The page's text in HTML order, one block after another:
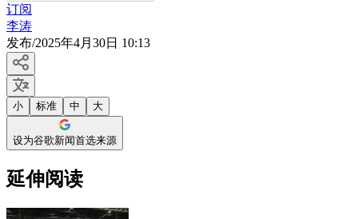
订阅
李涛
发布/2025年4月30日 10:13
小 标准 中 大
设为谷歌新闻首选来源
延伸阅读